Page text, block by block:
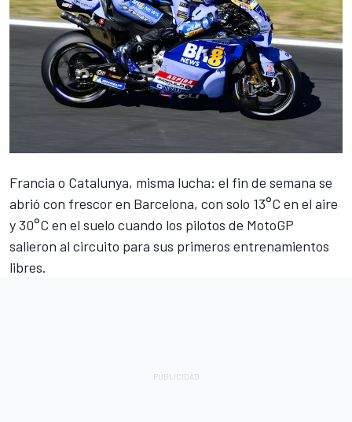
Francia o Catalunya, misma lucha: el fin de semana se
abrió con frescor en Barcelona, con solo 13°C en el aire
y 30°C en el suelo cuando los pilotos de MotoGP
salieron al circuito para sus primeros entrenamientos
libres.